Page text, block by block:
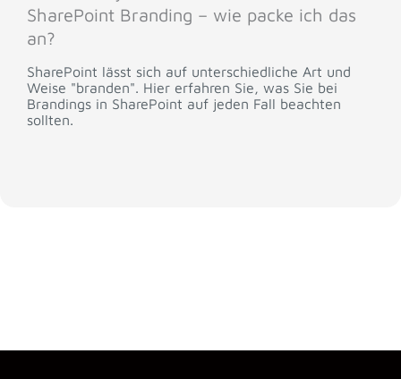
SharePoint Branding – wie packe ich das
an?
SharePoint lässt sich auf unterschiedliche Art und
Weise "branden". Hier erfahren Sie, was Sie bei
Brandings in SharePoint auf jeden Fall beachten
sollten.